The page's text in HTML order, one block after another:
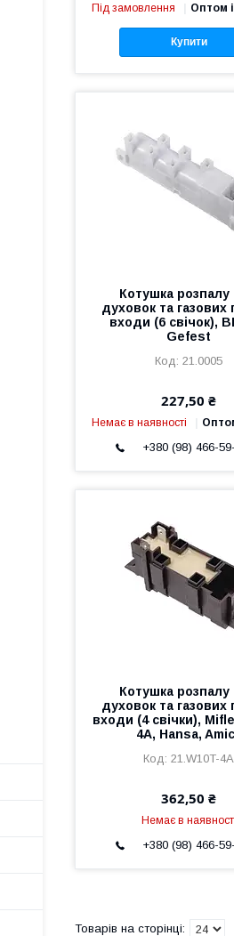
Під замовлення Оптом і
Купити
Котушка розпалу
духовок та газових
входи (6 свічок),
Gefest
21.0005
227,50 ₴
Немає в наявності
+380 (98) 466-
Котушка розпалу
духовок та газових
входи (4 свічки),
4A, Hansa,
21.W10T-4A
362,50 ₴
Немає в
+380 (98) 466-